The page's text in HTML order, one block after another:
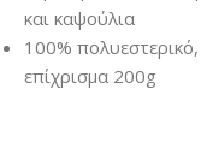
και καψούλια
100%
επίχρισμα 200g